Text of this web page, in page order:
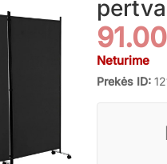
91.00
Neturime
Prekės ID: